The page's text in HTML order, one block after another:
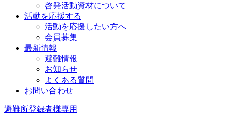
啓発活動資材について
活動を応援する
活動を応援したい方へ
会員募集
最新情報
避難情報
お知らせ
よくある質問
お問い合わせ
避難所登録者様専用